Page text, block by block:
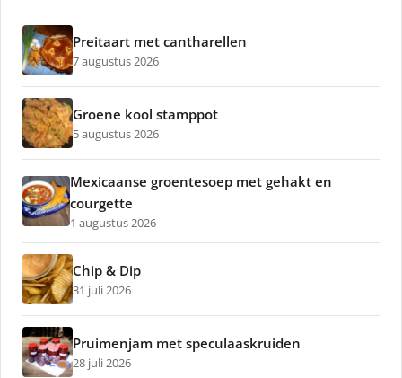
Preitaart met cantharellen
7 augustus 2026
Groene kool stamppot
5 augustus 2026
Mexicaanse groentesoep met gehakt en
courgette
1 augustus 2026
Chip & Dip
31 juli 2026
Pruimenjam met speculaaskruiden
28 juli 2026